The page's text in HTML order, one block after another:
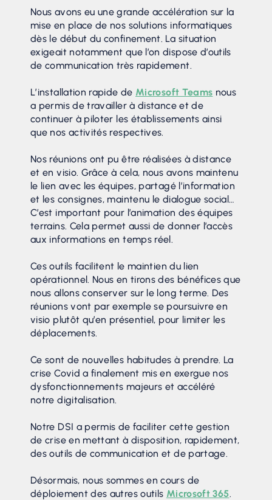
Nous avons eu une grande accélération sur la
mise en place de nos solutions informatiques
dès le début du confinement. La situation
exigeait notamment que l’on dispose d’outils
de communication très rapidement.
L’installation rapide de Microsoft Teams nous
a permis de travailler à distance et de
continuer à piloter les établissements ainsi
que nos activités respectives.
Nos réunions ont pu être réalisées à distance
et en visio. Grâce à cela, nous avons maintenu
le lien avec les équipes, partagé l’information
et les consignes, maintenu le dialogue social…
C’est important pour l’animation des équipes
terrains. Cela permet aussi de donner l’accès
aux informations en temps réel.
Ces outils facilitent le maintien du lien
opérationnel. Nous en tirons des bénéfices que
nous allons conserver sur le long terme. Des
réunions vont par exemple se poursuivre en
visio plutôt qu’en présentiel, pour limiter les
déplacements.
Ce sont de nouvelles habitudes à prendre. La
crise Covid a finalement mis en exergue nos
dysfonctionnements majeurs et accéléré
notre digitalisation.
Notre DSI a permis de faciliter cette gestion
de crise en mettant à disposition, rapidement,
des outils de communication et de partage.
Désormais, nous sommes en cours de
déploiement des autres outils Microsoft 365.